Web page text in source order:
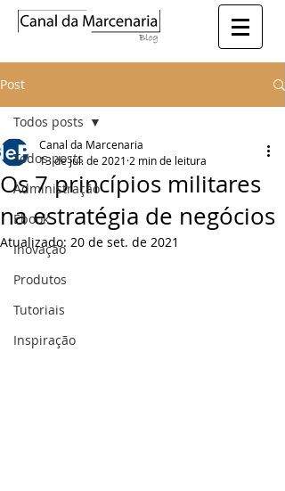
Post
Todos posts
Administração
Ebook
Inovação
Produtos
Tutoriais
Inspiração
Todos posts
Os 7 princípios militares
na estratégia de negócios
Canal da Marcenaria
13 de jul. de 2021 2 min de leitura
Atualizado: 20 de set. de 2021